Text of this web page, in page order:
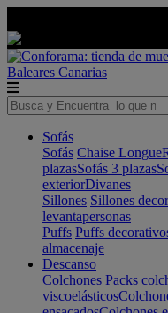
Baleares Canarias
Sofás
Sofás Chaise Longue
plazasSofás 3 plazas
exteriorDivanes
Sillones Sillones
levantapersonas
Puffs Puffs
almacenaje
Descanso
Colchones Packs
viscoelásticos